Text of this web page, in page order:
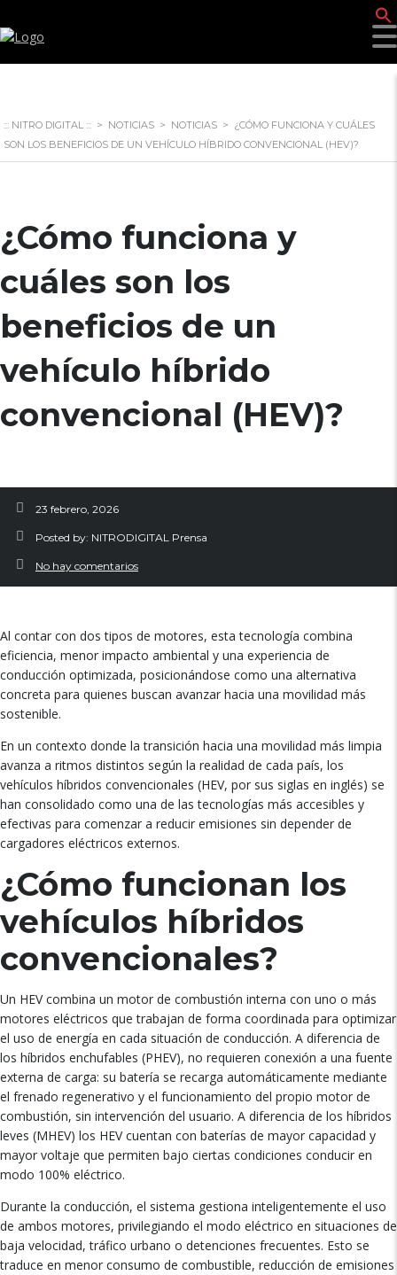
::: NITRO DIGITAL ::: > NOTICIAS > NOTICIAS > ¿CÓMO FUNCIONA Y CUÁLES
SON LOS BENEFICIOS DE UN VEHÍCULO HÍBRIDO CONVENCIONAL (HEV)?
¿Cómo funciona y
cuáles son los
beneficios de un
vehículo híbrido
convencional (HEV)?
23 febrero, 2026
Posted by: NITRODIGITAL Prensa
No hay comentarios
Al contar con dos tipos de motores, esta tecnología combina
eficiencia, menor impacto ambiental y una experiencia de
conducción optimizada, posicionándose como una alternativa
concreta para quienes buscan avanzar hacia una movilidad más
sostenible.
En un contexto donde la transición hacia una movilidad más limpia
avanza a ritmos distintos según la realidad de cada país, los
vehículos híbridos convencionales (HEV, por sus siglas en inglés) se
han consolidado como una de las tecnologías más accesibles y
efectivas para comenzar a reducir emisiones sin depender de
cargadores eléctricos externos.
¿Cómo funcionan los
vehículos híbridos
convencionales?
Un HEV combina un motor de combustión interna con uno o más
motores eléctricos que trabajan de forma coordinada para optimizar
el uso de energía en cada situación de conducción. A diferencia de
los híbridos enchufables (PHEV), no requieren conexión a una fuente
externa de carga: su batería se recarga automáticamente mediante
el frenado regenerativo y el funcionamiento del propio motor de
combustión, sin intervención del usuario. A diferencia de los híbridos
leves (MHEV) los HEV cuentan con baterías de mayor capacidad y
mayor voltaje que permiten bajo ciertas condiciones conducir en
modo 100% eléctrico.
Durante la conducción, el sistema gestiona inteligentemente el uso
de ambos motores, privilegiando el modo eléctrico en situaciones de
baja velocidad, tráfico urbano o detenciones frecuentes. Esto se
traduce en menor consumo de combustible, reducción de emisiones